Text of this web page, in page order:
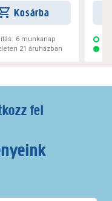
Kosárba
6 munkanap
21 áruházban
fel